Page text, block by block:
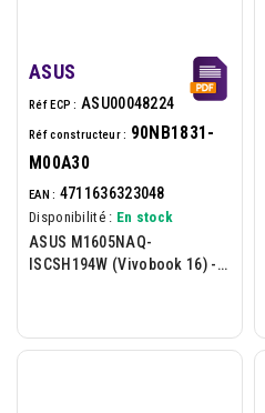
ASUS
Réf ECP : ASU00048224
Réf constructeur : 90NB1831-
M00A30
EAN : 4711636323048
Disponibilité : En stock
ASUS M1605NAQ-
ISCSH194W (Vivobook 16) -